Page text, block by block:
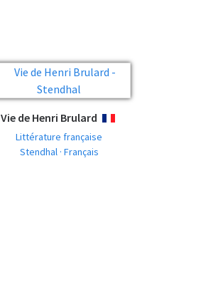
Vie de Henri Brulard
Littérature française
Stendhal · Français